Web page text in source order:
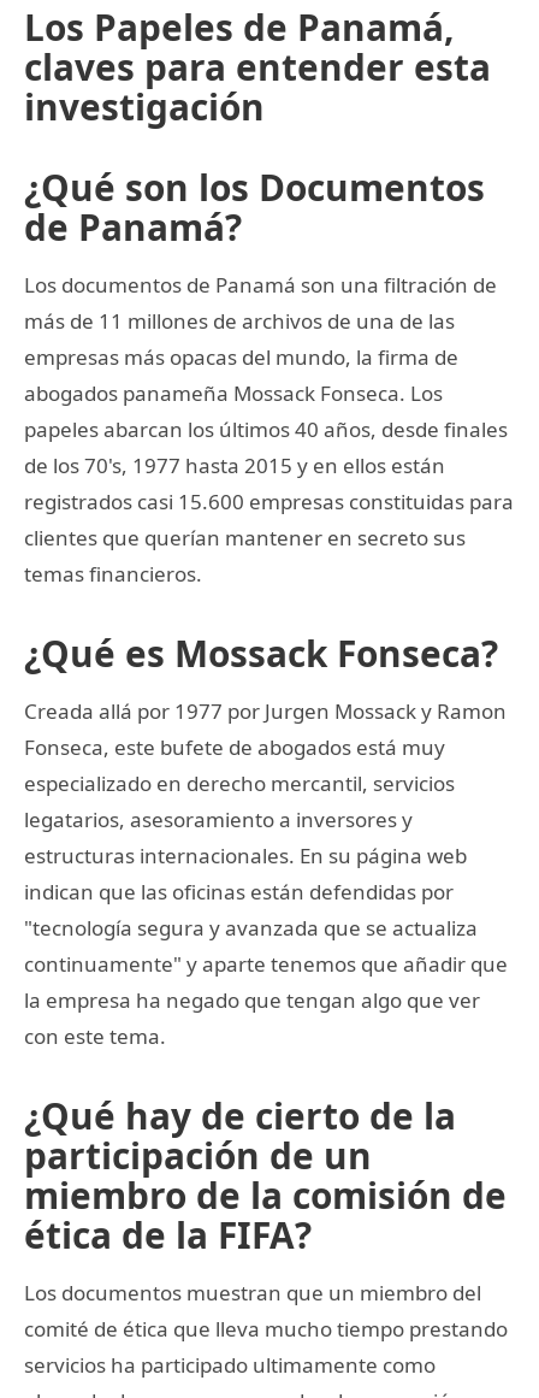
Los Papeles de Panamá,
claves para entender esta
investigación
¿Qué son los Documentos
de Panamá?
Los documentos de Panamá son una filtración de
más de 11 millones de archivos de una de las
empresas más opacas del mundo, la firma de
abogados panameña Mossack Fonseca. Los
papeles abarcan los últimos 40 años, desde finales
de los 70's, 1977 hasta 2015 y en ellos están
registrados casi 15.600 empresas constituidas para
clientes que querían mantener en secreto sus
temas financieros.
¿Qué es Mossack Fonseca?
Creada allá por 1977 por Jurgen Mossack y Ramon
Fonseca, este bufete de abogados está muy
especializado en derecho mercantil, servicios
legatarios, asesoramiento a inversores y
estructuras internacionales. En su página web
indican que las oficinas están defendidas por
"tecnología segura y avanzada que se actualiza
continuamente" y aparte tenemos que añadir que
la empresa ha negado que tengan algo que ver
con este tema.
¿Qué hay de cierto de la
participación de un
miembro de la comisión de
ética de la FIFA?
Los documentos muestran que un miembro del
comité de ética que lleva mucho tiempo prestando
servicios ha participado ultimamente como